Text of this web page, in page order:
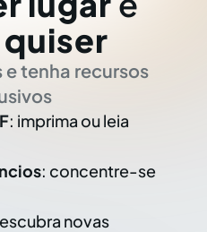
e tenha recursos
: imprima ou leia
: concentre-se
novas